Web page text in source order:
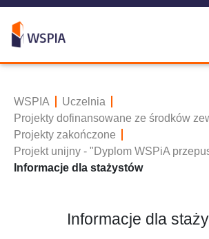
WSPIA
Uczelnia
Projekty dofinansowane ze środków
Projekty zakończone
Projekt unijny - "Dyplom WSPiA
Informacje dla stażystów
Informacje dla